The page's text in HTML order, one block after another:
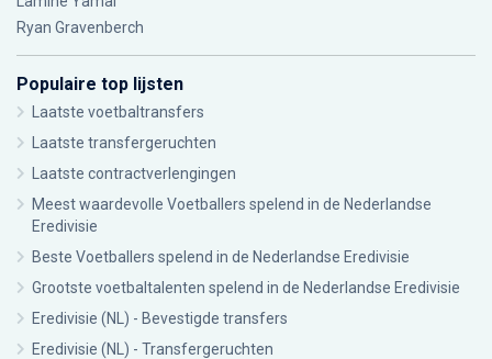
Ryan Gravenberch
Populaire top lijsten
Laatste voetbaltransfers
Laatste transfergeruchten
Laatste contractverlengingen
Meest waardevolle Voetballers spelend in de Nederlandse
Eredivisie
Beste Voetballers spelend in de Nederlandse Eredivisie
Grootste voetbaltalenten spelend in de Nederlandse Eredivisie
Eredivisie (NL) - Bevestigde transfers
Eredivisie (NL) - Transfergeruchten